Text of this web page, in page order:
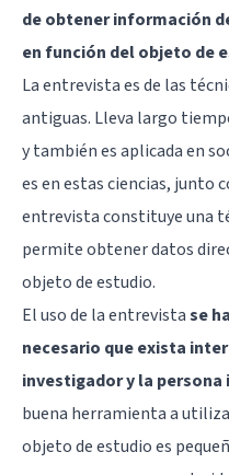
de obtener información
en función del objeto de
La entrevista es de las
antiguas. Lleva largo
y también es aplicada en
es en estas ciencias, junto
entrevista constituye una
permite obtener datos
objeto de estudio.
El uso de la entrevistase
necesario que exista
investigador y la persona
buena herramienta a
objeto de estudio es